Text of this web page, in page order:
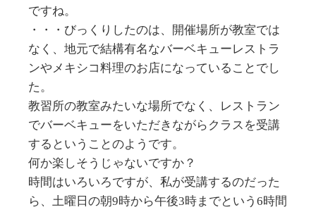
ですね。
・・・びっくりしたのは、開催場所が教室では
なく、地元で結構有名なバーベキューレストラ
ンやメキシコ料理のお店になっていることでし
た。
教習所の教室みたいな場所でなく、レストラン
でバーベキューをいただきながらクラスを受講
するということのようです。
何か楽しそうじゃないですか？
時間はいろいろですが、私が受講するのだった
ら、土曜日の朝9時から午後3時までという6時間